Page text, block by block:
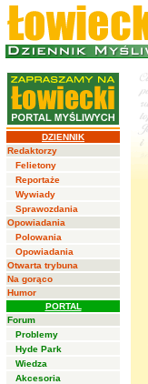
DZIENNIK
Redaktorzy
Felietony
Reportaże
Wywiady
Sprawozdania
Opowiadania
Polowania
Opowiadania
Otwarta trybuna
Na gorąco
Humor
PORTAL
Forum
Problemy
Hyde Park
Wiedza
Akcesoria